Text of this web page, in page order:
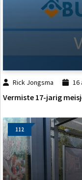
Rick Jongsma 16
Vermiste 17-jarig
112